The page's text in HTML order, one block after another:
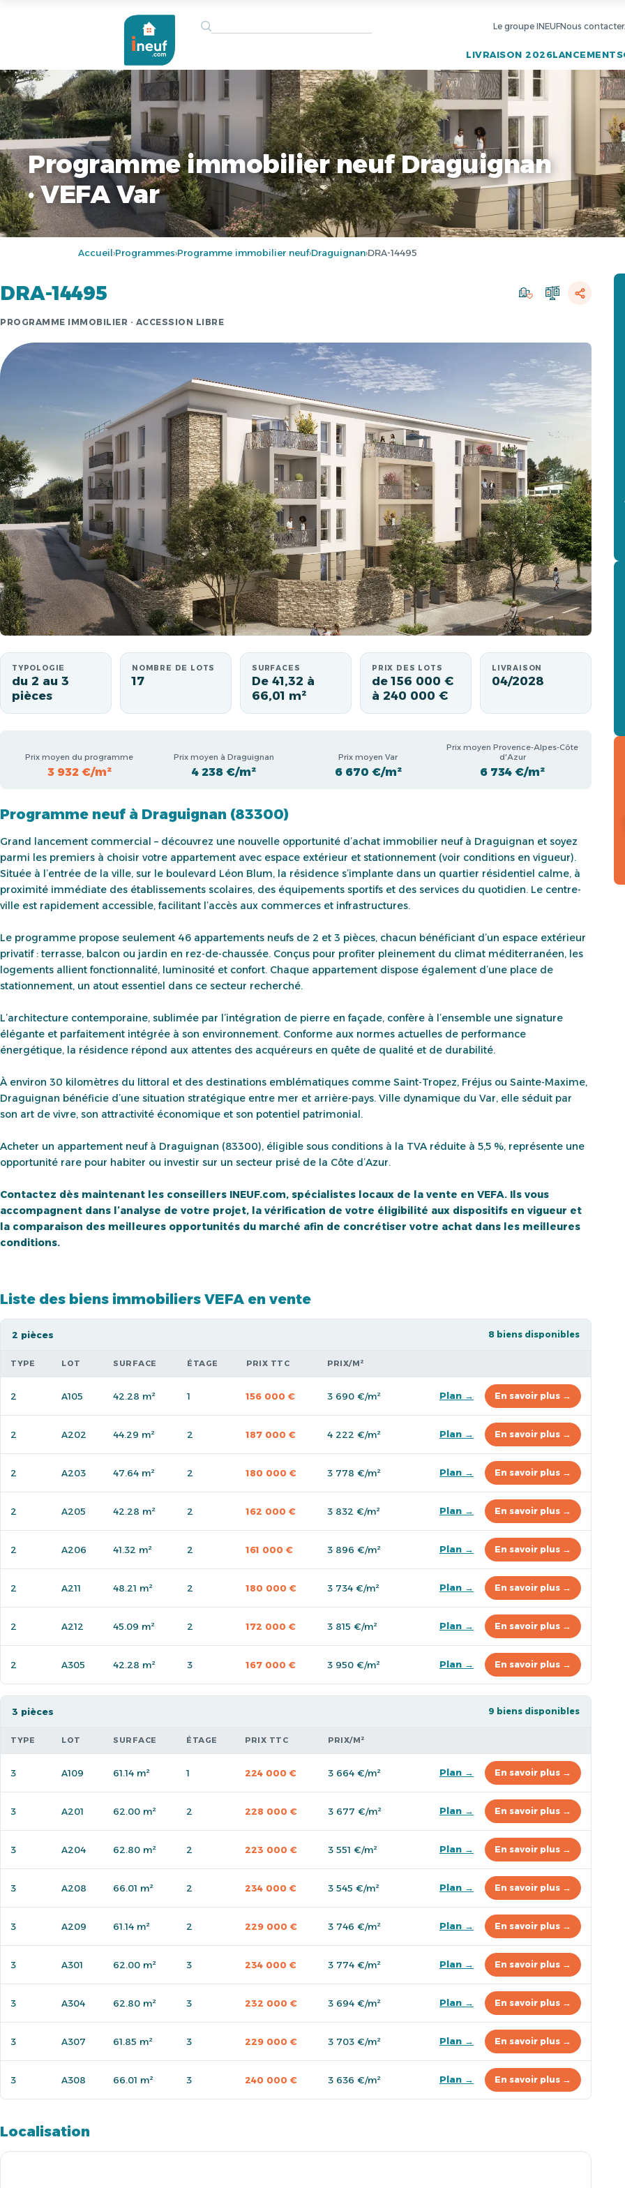
Le groupe INEUFNous contacter
LIVRAISON 2026LANCEMENTS
Programme immobilier neuf Draguignan
· VEFA Var
Accueil›Programmes›Programme immobilier neuf›Draguignan›DRA-14495
DRA-14495
PROGRAMME IMMOBILIER · ACCESSION LIBRE
TYPOLOGIE
du 2 au 3
pièces
NOMBRE DE LOTS
17
SURFACES
De 41,32 à
66,01 m²
PRIX DES LOTS
de 156 000 €
à 240 000 €
LIVRAISON
04/2028
Prix moyen du programme
3 932 €/m²
Prix moyen à Draguignan
4 238 €/m²
Prix moyen Var
6 670 €/m²
Prix moyen Provence-Alpes-Côte
d'Azur
6 734 €/m²
Programme neuf à Draguignan (83300)
Grand lancement commercial – découvrez une nouvelle opportunité d’achat immobilier neuf à Draguignan et soyez
parmi les premiers à choisir votre appartement avec espace extérieur et stationnement (voir conditions en vigueur).
Située à l’entrée de la ville, sur le boulevard Léon Blum, la résidence s’implante dans un quartier résidentiel calme, à
proximité immédiate des établissements scolaires, des équipements sportifs et des services du quotidien. Le centre-
ville est rapidement accessible, facilitant l’accès aux commerces et infrastructures.
Le programme propose seulement 46 appartements neufs de 2 et 3 pièces, chacun bénéficiant d’un espace extérieur
privatif : terrasse, balcon ou jardin en rez-de-chaussée. Conçus pour profiter pleinement du climat méditerranéen, les
logements allient fonctionnalité, luminosité et confort. Chaque appartement dispose également d’une place de
stationnement, un atout essentiel dans ce secteur recherché.
L’architecture contemporaine, sublimée par l’intégration de pierre en façade, confère à l’ensemble une signature
élégante et parfaitement intégrée à son environnement. Conforme aux normes actuelles de performance
énergétique, la résidence répond aux attentes des acquéreurs en quête de qualité et de durabilité.
À environ 30 kilomètres du littoral et des destinations emblématiques comme Saint-Tropez, Fréjus ou Sainte-Maxime,
Draguignan bénéficie d’une situation stratégique entre mer et arrière-pays. Ville dynamique du Var, elle séduit par
son art de vivre, son attractivité économique et son potentiel patrimonial.
Acheter un appartement neuf à Draguignan (83300), éligible sous conditions à la TVA réduite à 5,5 %, représente une
opportunité rare pour habiter ou investir sur un secteur prisé de la Côte d’Azur.
Contactez dès maintenant les conseillers INEUF.com, spécialistes locaux de la vente en VEFA. Ils vous
accompagnent dans l’analyse de votre projet, la vérification de votre éligibilité aux dispositifs en vigueur et
la comparaison des meilleures opportunités du marché afin de concrétiser votre achat dans les meilleures
conditions.
Liste des biens immobiliers VEFA en vente
2 pièces 8 biens disponibles
TYPE LOT SURFACE ÉTAGE PRIX TTC PRIX/M²
2 A105 42.28 m² 1 156 000 € 3 690 €/m² Plan → En savoir plus →
2 A202 44.29 m² 2 187 000 € 4 222 €/m² Plan → En savoir plus →
2 A203 47.64 m² 2 180 000 € 3 778 €/m² Plan → En savoir plus →
2 A205 42.28 m² 2 162 000 € 3 832 €/m² Plan → En savoir plus →
2 A206 41.32 m² 2 161 000 € 3 896 €/m² Plan → En savoir plus →
2 A211 48.21 m² 2 180 000 € 3 734 €/m² Plan → En savoir plus →
2 A212 45.09 m² 2 172 000 € 3 815 €/m² Plan → En savoir plus →
2 A305 42.28 m² 3 167 000 € 3 950 €/m² Plan → En savoir plus →
3 pièces 9 biens disponibles
TYPE LOT SURFACE ÉTAGE PRIX TTC PRIX/M²
3 A109 61.14 m² 1 224 000 € 3 664 €/m² Plan → En savoir plus →
3 A201 62.00 m² 2 228 000 € 3 677 €/m² Plan → En savoir plus →
3 A204 62.80 m² 2 223 000 € 3 551 €/m² Plan → En savoir plus →
3 A208 66.01 m² 2 234 000 € 3 545 €/m² Plan → En savoir plus →
3 A209 61.14 m² 2 229 000 € 3 746 €/m² Plan → En savoir plus →
3 A301 62.00 m² 3 234 000 € 3 774 €/m² Plan → En savoir plus →
3 A304 62.80 m² 3 232 000 € 3 694 €/m² Plan → En savoir plus →
3 A307 61.85 m² 3 229 000 € 3 703 €/m² Plan → En savoir plus →
3 A308 66.01 m² 3 240 000 € 3 636 €/m² Plan → En savoir plus →
Localisation